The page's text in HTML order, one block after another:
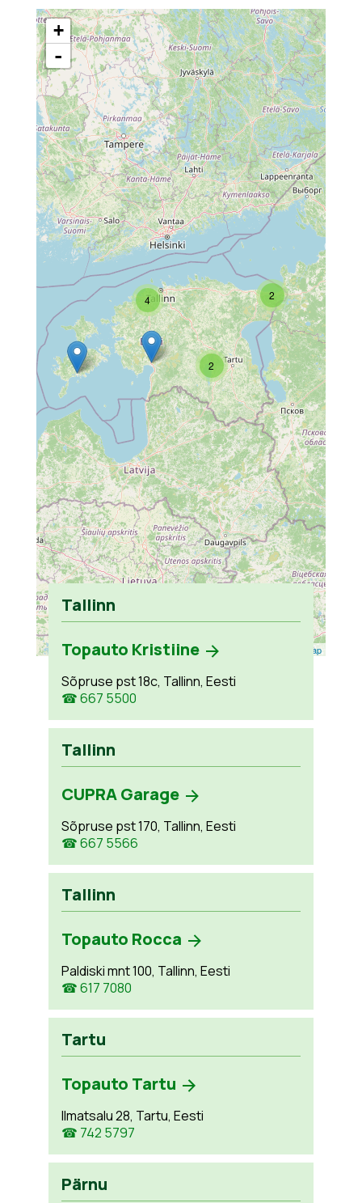
2
2
4
+
-
Leaflet OpenStreetMap
Tallinn
Topauto Kristiine
Sõpruse pst 18c, Tallinn, Eesti
☎ 667 5500
Tallinn
CUPRA Garage
Sõpruse pst 170, Tallinn, Eesti
☎ 667 5566
Tallinn
Topauto Rocca
Paldiski mnt 100, Tallinn, Eesti
☎ 617 7080
Tartu
Topauto Tartu
Ilmatsalu 28, Tartu, Eesti
☎ 742 5797
Pärnu